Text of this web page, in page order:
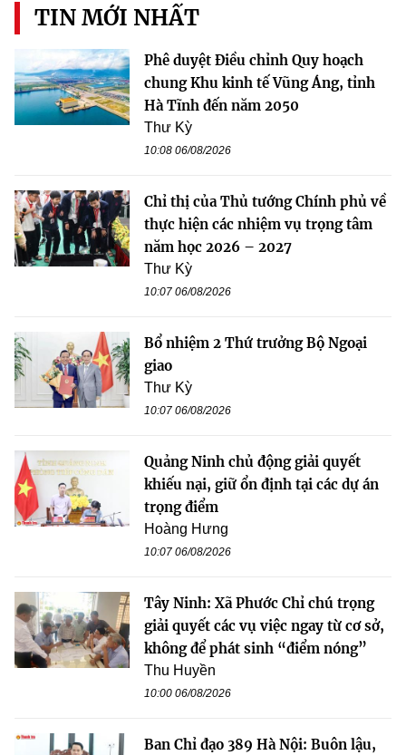
TIN MỚI NHẤT
Phê duyệt Điều chỉnh Quy hoạch
chung Khu kinh tế Vũng Áng, tỉnh
Hà Tĩnh đến năm 2050
Thư Kỳ
10:08 06/08/2026
Chỉ thị của Thủ tướng Chính phủ về
thực hiện các nhiệm vụ trọng tâm
năm học 2026 – 2027
Thư Kỳ
10:07 06/08/2026
Bổ nhiệm 2 Thứ trưởng Bộ Ngoại
giao
Thư Kỳ
10:07 06/08/2026
Quảng Ninh chủ động giải quyết
khiếu nại, giữ ổn định tại các dự án
trọng điểm
Hoàng Hưng
10:07 06/08/2026
Tây Ninh: Xã Phước Chỉ chú trọng
giải quyết các vụ việc ngay từ cơ sở,
không để phát sinh “điểm nóng”
Thu Huyền
10:00 06/08/2026
Ban Chỉ đạo 389 Hà Nội: Buôn lậu,